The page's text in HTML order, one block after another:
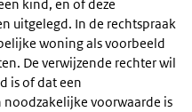
kind, en of deze
uitgelegd. In de rechtspraak
woning als voorbeeld
De verwijzende rechter wil
is of dat een
voorwaarde is